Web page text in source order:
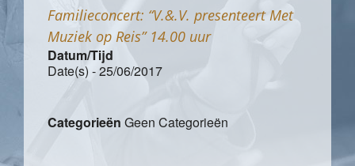
Familieconcert: “V.&.V. presenteert Met
Muziek op Reis” 14.00 uur
Datum/Tijd
Date(s) - 25/06/2017
Categorieën Geen Categorieën